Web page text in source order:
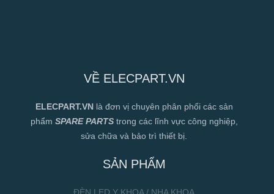
VỀ ELECPART.VN
ELECPART.VN là đơn vị chuyên phân phối các sản
phẩm SPARE PARTStrong các lĩnh vực công nghiệp,
sửa chữa và bảo trì thiết bị.
SẢN PHẨM
ĐÈN LED Y KHOA / NHA KHOA